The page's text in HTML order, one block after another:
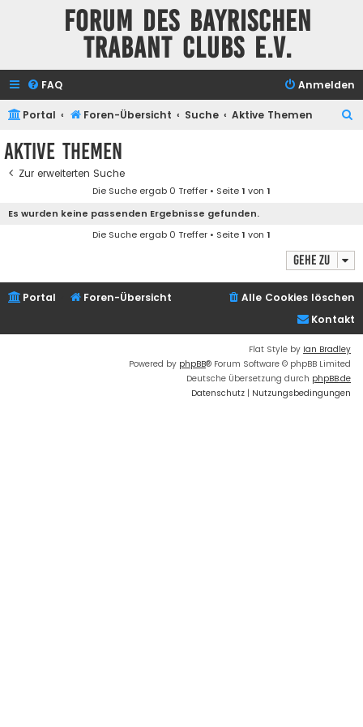
Forum des Bayrischen
Trabant Clubs e.V.
FAQ Anmelden
Portal Foren-Übersicht Suche Aktive Themen
Aktive Themen
Zur erweiterten Suche
Die Suche ergab 0 Treffer • Seite1 von 1
Es wurden keine passenden Ergebnisse gefunden.
Die Suche ergab 0 Treffer • Seite1 von 1
Gehe zu
Portal Foren-Übersicht
Alle Cookies löschen
Kontakt
Flat Style by Ian Bradley
Powered by phpBB® Forum Software © phpBB Limited
Deutsche Übersetzung durch phpBB.de
Datenschutz | Nutzungsbedingungen